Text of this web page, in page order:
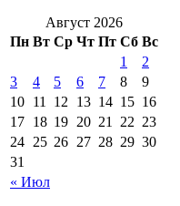
Август 2026
Пн Вт Ср Чт Пт Сб Вс
« Июл
1
2
3
4 5 6 7 8
9
10 11 12 13 14 15 16
17 18 19 20 21 22 23
24 25 26 27 28 29 30
31